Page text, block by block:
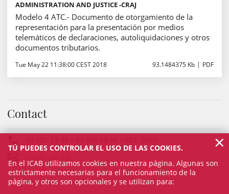
ADMINISTRATION AND JUSTICE -CRAJ
Modelo 4 ATC.- Documento de otorgamiento de la
representación para la presentación por medios
telemáticos de declaraciones, autoliquidaciones y otros
documentos tributarios.
Tue May 22 11:38:00 CEST 2018 93.1484375 Kb PDF
Contact
TÚ PUEDES CONTROLAR EL USO DE LAS COOKIES.
En el ICAB utilizamos cookies en nuestra página. Algunas son
estrictamente necesarias para el funcionamiento de la
página, y otros son opcionales y se utilizan para:
×